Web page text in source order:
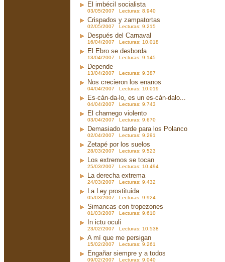
El imbécil socialista
03/05/2007 Lecturas: 8.940
Crispados y zampatortas
02/05/2007 Lecturas: 9.215
Después del Carnaval
16/04/2007 Lecturas: 10.018
El Ebro se desborda
13/04/2007 Lecturas: 9.145
Depende
13/04/2007 Lecturas: 9.387
Nos crecieron los enanos
04/04/2007 Lecturas: 10.019
Es-cán-da-lo, es un es-cán-dalo...
04/04/2007 Lecturas: 9.743
El charnego violento
03/04/2007 Lecturas: 9.670
Demasiado tarde para los Polanco
02/04/2007 Lecturas: 9.291
Zetapé por los suelos
28/03/2007 Lecturas: 9.523
Los extremos se tocan
25/03/2007 Lecturas: 10.494
La derecha extrema
24/03/2007 Lecturas: 9.432
La Ley prostituida
05/03/2007 Lecturas: 9.924
Simancas con tropezones
01/03/2007 Lecturas: 9.610
In ictu oculi
23/02/2007 Lecturas: 10.538
A mí que me persigan
15/02/2007 Lecturas: 9.261
Engañar siempre y a todos
09/02/2007 Lecturas: 9.040